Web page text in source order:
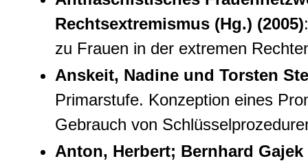
Rechtsextremismus (Hg.) (2005)
zu Frauen in der extremen
Anskeit, Nadine und Torsten
Primarstufe. Konzeption eines
Gebrauch von
Anton, Herbert; Bernhard